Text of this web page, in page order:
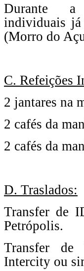
Durante a
individuais já
(Morro do
C. Refeições
2 jantares na
2 cafés da
2 cafés da
D. Traslados:
Transfer de
Petrópolis.
Transfer
Intercity ou